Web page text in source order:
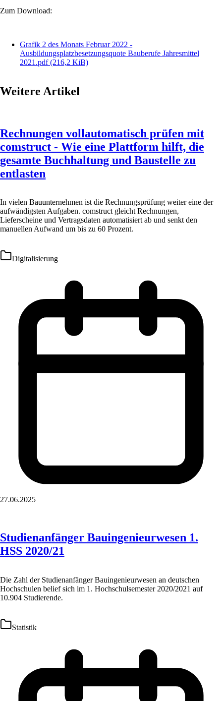
Zum Download:
Grafik 2 des Monats Februar 2022 -
Ausbildungsplatzbesetzungsquote Bauberufe Jahresmittel
2021.pdf(216,2 KiB)
Weitere Artikel
Rechnungen vollautomatisch prüfen mit
comstruct - Wie eine Plattform hilft, die
gesamte Buchhaltung und Baustelle zu
entlasten
In vielen Bauunternehmen ist die Rechnungsprüfung weiter eine der
aufwändigsten Aufgaben. comstruct gleicht Rechnungen,
Lieferscheine und Vertragsdaten automatisiert ab und senkt den
manuellen Aufwand um bis zu 60 Prozent.
Digitalisierung
27.06.2025
Studienanfänger Bauingenieurwesen 1.
HSS 2020/21
Die Zahl der Studienanfänger Bauingenieurwesen an deutschen
Hochschulen belief sich im 1. Hochschulsemester 2020/2021 auf
10.904 Studierende.
Statistik